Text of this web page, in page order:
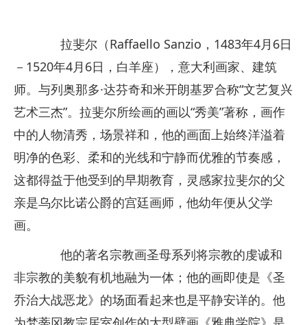
拉斐尔（Raffaello Sanzio，1483年4月6日
－1520年4月6日，白羊座），意大利画家、建筑
师。与列奥那多·达芬奇和米开朗基罗合称“文艺复兴
艺术三杰”。拉斐尔所绘画的画以“秀美”著称，画作
中的人物清秀，场景祥和，他的画面上始终洋溢着
明净的色彩、柔和的光线和宁静而优雅的节奏感，
这都得益于他受到的早期教育，灵感家拉斐尔的父
亲是乌尔比诺公爵的宫廷画师，他幼年便从父学
画。
他的著名宗教画圣母系列将宗教的虔诚和
非宗教的美貌有机地融为一体；他的画即使是《圣
乔治大战恶龙》的场面看起来也是平静安详的。他